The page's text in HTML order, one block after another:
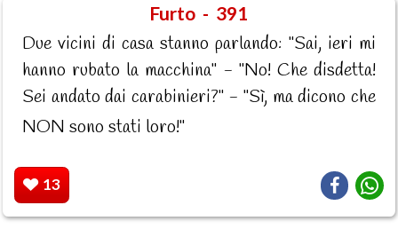
Furto - 391
Due vicini di casa stanno parlando: "Sai, ieri mi
hanno rubato la macchina" - "No! Che disdetta!
Sei andato dai carabinieri?" - "Sì, ma dicono che
NON sono stati loro!"
13